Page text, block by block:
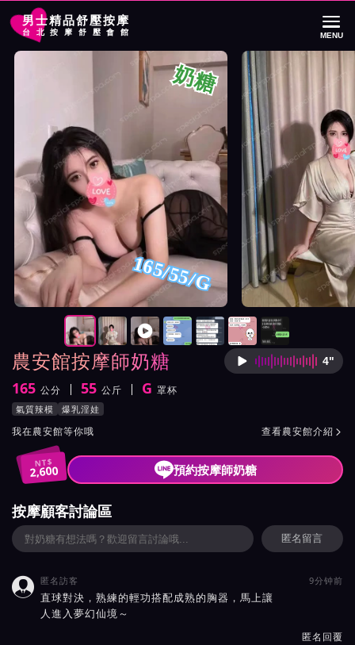
男士精品舒壓按摩
台北按摩舒壓會館 MENU
首頁 農安館按摩師奶糖詳細介紹
農安館按摩師奶糖 按摩師
4"
身高
165 公分
體重 55 公斤
罩杯 G 罩杯
按摩師奶糖服務風格與特色
氣質辣模 爆乳淫娃
按摩師奶糖所屬按摩會館介紹與班表
我在農安館等你哦 查看農安館介紹 
NT$
2,600 預約按摩師奶糖
農安館按摩師奶糖照片展示與影片介紹
奶糖
165/55/G
按摩師奶糖照片展示與影片介紹及客戶評價截屏展示
按摩顧客討論區
匿名留言
 匿名訪客 9分钟前
直球對決，熟練的輕功搭配成熟的胸器，馬上讓
人進入夢幻仙境～
匿名回覆